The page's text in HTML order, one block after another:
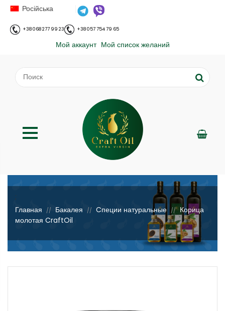
Російська
+38 068 277 99 23 +38 057 754 79 65
Мой аккаунт Мой список желаний
;
Главная
// Бакалея // Cпеции натуральные // Корица
молотая CraftOil